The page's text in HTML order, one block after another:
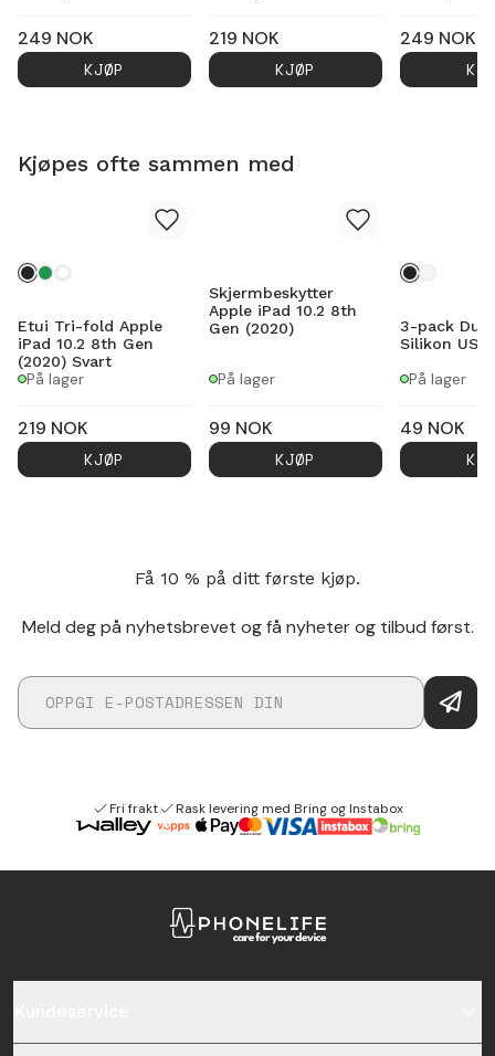
249 NOK
KJØP
219 NOK
KJØP
249 NOK
Kjøpes ofte sammen med
Etui Tri-fold Apple
iPad 10.2 8th Gen
(2020) Svart
På lager
219 NOK
KJØP
Skjermbeskytter
Apple iPad 10.2 8th
Gen (2020)
På lager
99 NOK
KJØP
3-pack
Silikon
På lager
49 NOK
Få 10 % på ditt første kjøp.
Meld deg på nyhetsbrevet og få nyheter og tilbud først.
Fri frakt Rask levering med Bring og Instabox